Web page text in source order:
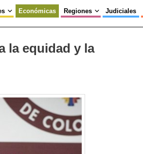
Económicas Regiones Judiciales
la equidad y la